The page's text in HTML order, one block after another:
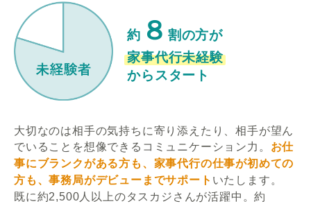
約 ８ 割の方が
家事代行未経験
からスタート
大切なのは相手の気持ちに寄り添えたり、相手が望ん
でいることを想像できるコミュニケーション力。 お仕
事にブランクがある方も、家事代行の仕事が初めての
方も、事務局がデビューまでサポート いたします。
既に約2,500人以上のタスカジさんが活躍中。約